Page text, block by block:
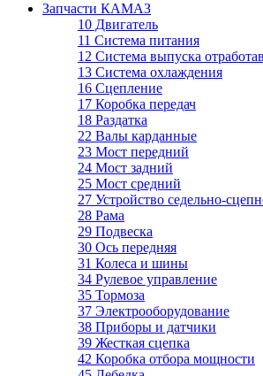
Запчасти КАМАЗ
10 Двигатель
11 Система питания
12 Система выпуска
13 Система охлаждения
16 Сцепление
17 Коробка передач
18 Раздатка
22 Валы карданные
23 Мост передний
24 Мост задний
25 Мост средний
27 Устройство седельно-
28 Рама
29 Подвеска
30 Ось передняя
31 Колеса и шины
34 Рулевое управление
35 Тормоза
37 Электрооборудование
38 Приборы и датчики
39 Жесткая сцепка
42 Коробка отбора мощности